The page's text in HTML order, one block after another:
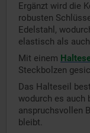
Ergänzt wird die
robusten
Edelstahl,
elastisch als
Mit einem
Steckbolzen
Das Halteseil
wodurch es auch
anspruchsvollen
bleibt.